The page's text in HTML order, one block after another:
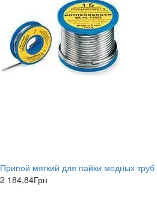
Припой мягкий для пайки медных
2 184,84Грн